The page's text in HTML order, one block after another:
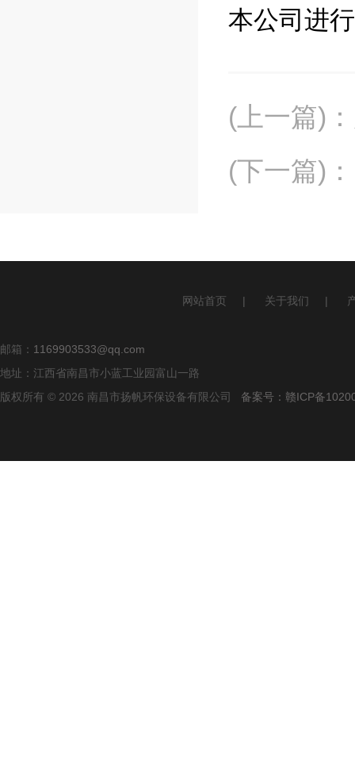
本公司进
(上一篇) ：
(下一篇) ：
网站首页 | 关于我们 |
邮箱： 1169903533@qq.com
地址：江西省南昌市小蓝工业园富山一路
版权所有 © 2026 南昌市扬帆环保设备有限公司 备案号：赣ICP备